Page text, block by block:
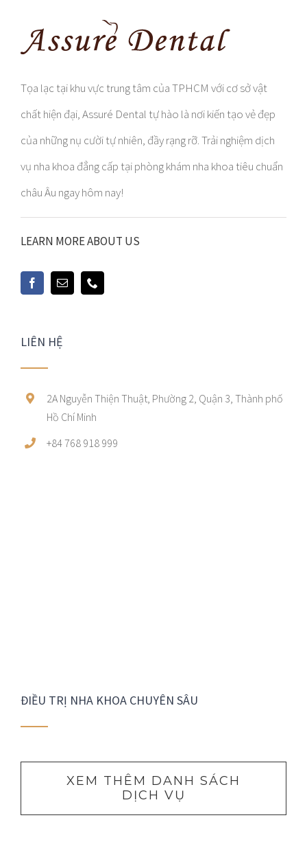
Tọa lạc tại khu vực trung tâm của TPHCM với cơ sở vật
chất hiện đại, Assuré Dental tự hào là nơi kiến tạo vẻ đẹp
của những nụ cười tự nhiên, đầy rạng rỡ. Trải nghiệm dịch
vụ nha khoa đẳng cấp tại phòng khám nha khoa tiêu chuẩn
châu Âu ngay hôm nay!
LEARN MORE ABOUT US
LIÊN HỆ
2A Nguyễn Thiện Thuật, Phường 2, Quận 3, Thành phố
Hồ Chí Minh
+84 768 918 999
ĐIỀU TRỊ NHA KHOA CHUYÊN SÂU
XEM THÊM DANH SÁCH
DỊCH VỤ